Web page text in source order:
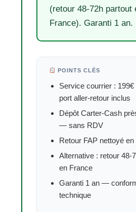
(retour 48-72h partout
France). Garanti 1 an.
POINTS CLÉS
Service courrier : 199€
port aller-retour inclus
Dépôt Carter-Cash
— sans RDV
Retour FAP nettoyé en
Alternative : retour 48-
en France
Garanti 1 an —
technique